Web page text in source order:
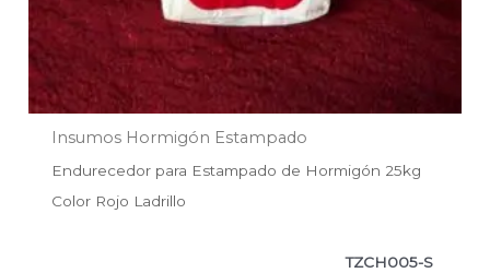
Insumos Hormigón Estampado
Endurecedor para Estampado de Hormigón 25kg
Color Rojo Ladrillo
TZCH005-S